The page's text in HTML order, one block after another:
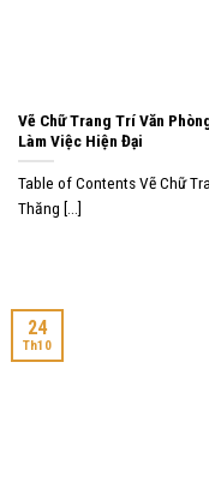
Vẽ Chữ Trang Trí Văn
Làm Việc Hiện Đại
Table of Contents Vẽ Chữ
Thăng [...]
24
Th10